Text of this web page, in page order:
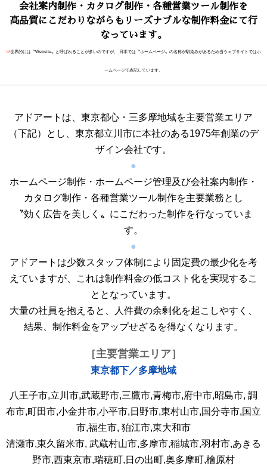
会社案内制作・カタログ制作・各種営業ツール制作を
高品質にこだわりながらもリーズナブルな制作料金にて行
なっています。
※世界的には〝Website〟と呼ばれることが多いのですが、 日本では〝ホームページ〟の名称が馴染みがあるため当ウェブサイトではホ
ームページで表記しています。
アドアートは、東京都心・三多摩地域を主要営業エリア
（下記）とし、東京都立川市に本社のある1975年創業のデ
ザイン会社です。
●
ホームページ制作・ホームページ管理及び会社案内制作・
カタログ制作・各種営業ツール制作を主要業務とし
〝効く広告を美しく〟にこだわった制作を行なっていま
す。
●
アドアートは少数スタッフ体制により固定費の最少化を考
えていますが、これは制作料金の低コスト化を実現するこ
ととなっています。
大量の社員を抱えると、人件費の余剰化を起こしやすく、
結果、制作料金をアップせざるを得なくなります。
［主要営業エリア］
東京都下／多摩地域
八王子市,立川市,武蔵野市,三鷹市,青梅市,府中市,昭島市, 調
布市,町田市,小金井市,小平市,日野市,東村山市,国分寺市,国立
市,福生市, 狛江市,東大和市
清瀬市,東久留米市, 武蔵村山市,多摩市,稲城市,羽村市,あきる
野市,西東京市,瑞穂町,日の出町,奥多摩町,檜原村